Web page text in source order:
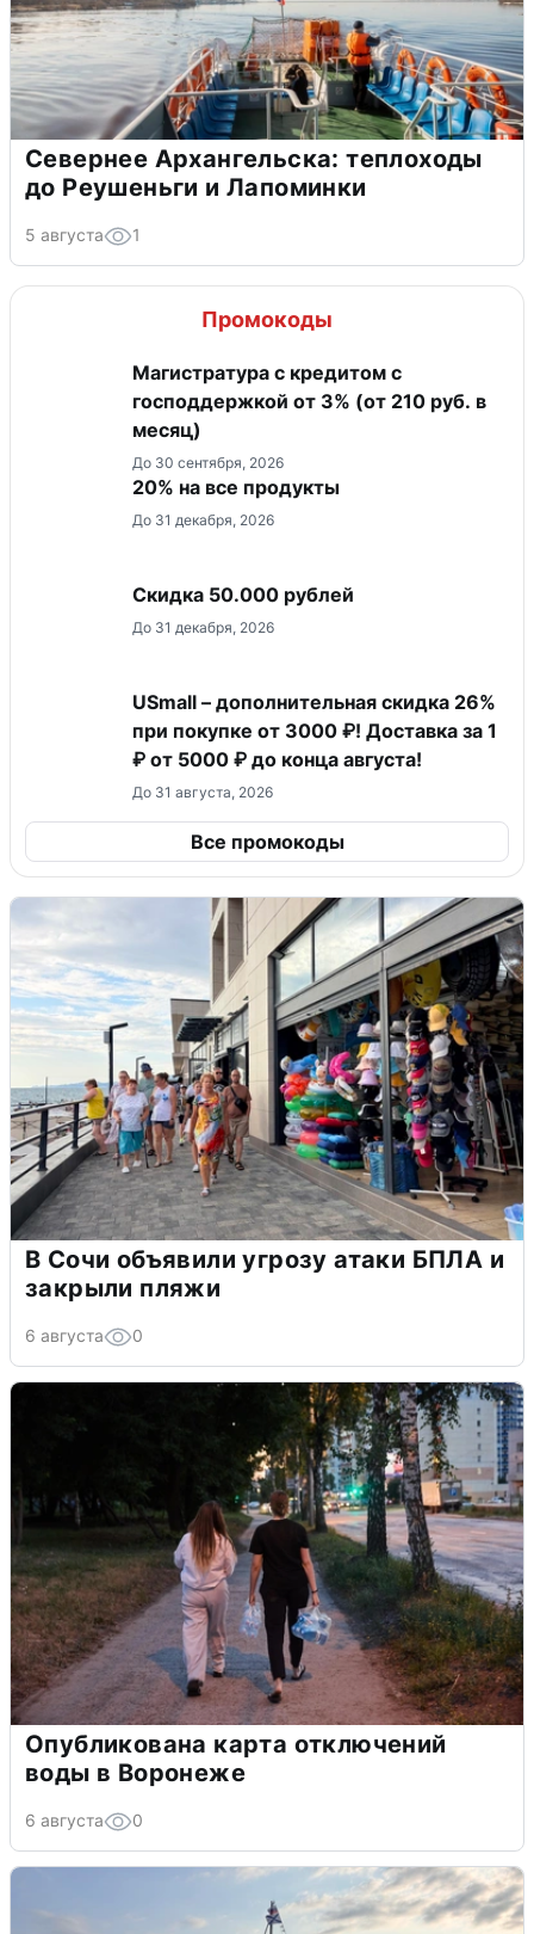
Севернее Архангельска: теплоходы
до Реушеньги и Лапоминки
5 августа 1
Промокоды
Магистратура с кредитом с
господдержкой от 3% (от 210 руб. в
месяц)
До 30 сентября, 2026
20% на все продукты
До 31 декабря, 2026
Скидка 50.000 рублей
До 31 декабря, 2026
USmall – дополнительная скидка 26%
при покупке от 3000 ₽! Доставка за 1
₽ от 5000 ₽ до конца августа!
До 31 августа, 2026
Все промокоды
В Сочи объявили угрозу атаки БПЛА и
закрыли пляжи
6 августа 0
Опубликована карта отключений
воды в Воронеже
6 августа 0